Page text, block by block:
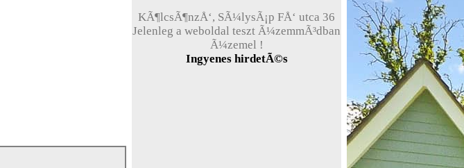
KÃ¶lcsÃ¶nzÅ‘, SÃ¼lysÃ¡p FÅ‘ utca 36
Jelenleg a weboldal teszt Ã¼zemmÃ³dban
Ã¼zemel !
Ingyenes hirdetÃ©s